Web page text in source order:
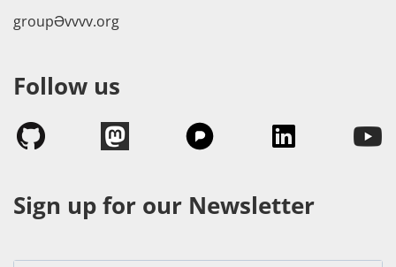
groupӘvvvv.org
Follow us
Sign up for our Newsletter